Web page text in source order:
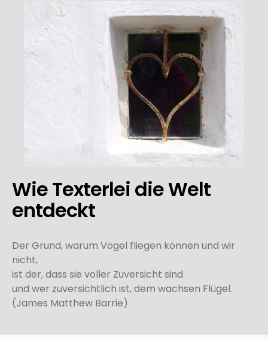
Wie Texterlei die Welt
entdeckt
Der Grund, warum Vögel fliegen können und wir
nicht,
ist der, dass sie voller Zuversicht sind
und wer zuversichtlich ist, dem wachsen Flügel.
(James Matthew Barrie)